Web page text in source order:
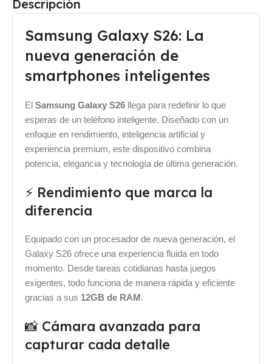
Descripción
Samsung Galaxy S26: La
nueva generación de
smartphones inteligentes
El Samsung Galaxy S26 llega para redefinir lo que
esperas de un teléfono inteligente. Diseñado con un
enfoque en rendimiento, inteligencia artificial y
experiencia premium, este dispositivo combina
potencia, elegancia y tecnología de última generación.
⚡ Rendimiento que marca la
diferencia
Equipado con un procesador de nueva generación, el
Galaxy S26 ofrece una experiencia fluida en todo
momento. Desde tareas cotidianas hasta juegos
exigentes, todo funciona de manera rápida y eficiente
gracias a sus 12GB de RAM.
📸 Cámara avanzada para
capturar cada detalle